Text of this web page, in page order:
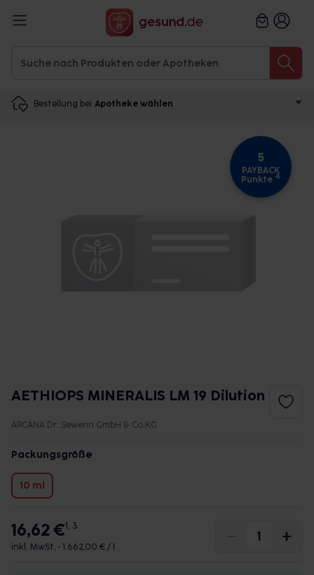
Bestellung bei Apotheke wählen
5
PAYBACK
Punkte 4
AETHIOPS MINERALIS LM 19 Dilution
ARCANA Dr. Sewerin GmbH & Co.KG
Packungsgröße
10 ml
16,62 €1, 3
inkl. MwSt. • 1.662,00 € / l